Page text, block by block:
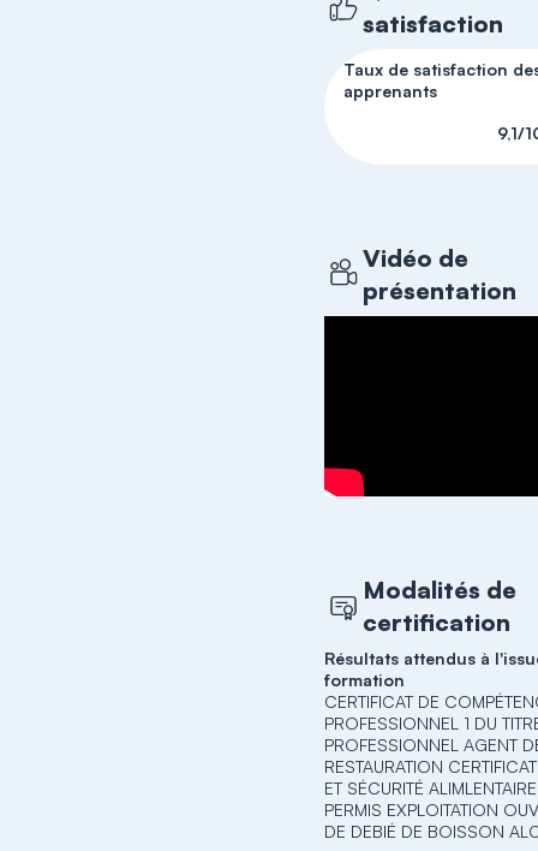
satisfaction
Taux de satisfaction
apprenants
9,1/
Vidéo de
présentation
Modalités de
certification
Résultats attendus à
formation
CERTIFICAT DE
PROFESSIONNEL 1 DU
PROFESSIONNEL AGENT
RESTAURATION
ET SÉCURITÉ
PERMIS EXPLOITATION
DE DEBIÉ DE BOISSON